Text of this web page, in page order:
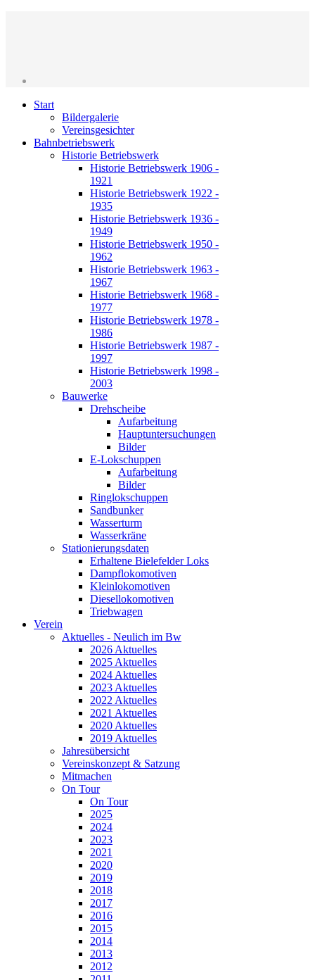
Start
Bildergalerie
Vereinsgesichter
Bahnbetriebswerk
Historie Betriebswerk
Historie Betriebswerk 1906 -
1921
Historie Betriebswerk 1922 -
1935
Historie Betriebswerk 1936 -
1949
Historie Betriebswerk 1950 -
1962
Historie Betriebswerk 1963 -
1967
Historie Betriebswerk 1968 -
1977
Historie Betriebswerk 1978 -
1986
Historie Betriebswerk 1987 -
1997
Historie Betriebswerk 1998 -
2003
Bauwerke
Drehscheibe
Aufarbeitung
Hauptuntersuchungen
Bilder
E-Lokschuppen
Aufarbeitung
Bilder
Ringlokschuppen
Sandbunker
Wasserturm
Wasserkräne
Stationierungsdaten
Erhaltene Bielefelder Loks
Dampflokomotiven
Kleinlokomotiven
Diesellokomotiven
Triebwagen
Verein
Aktuelles - Neulich im Bw
2026 Aktuelles
2025 Aktuelles
2024 Aktuelles
2023 Aktuelles
2022 Aktuelles
2021 Aktuelles
2020 Aktuelles
2019 Aktuelles
Jahresübersicht
Vereinskonzept & Satzung
Mitmachen
On Tour
On Tour
2025
2024
2023
2021
2020
2019
2018
2017
2016
2015
2014
2013
2012